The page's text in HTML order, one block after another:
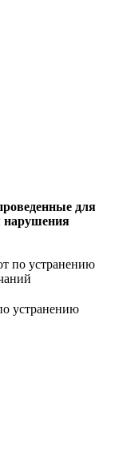
для
нарушения
по устранению
устранению